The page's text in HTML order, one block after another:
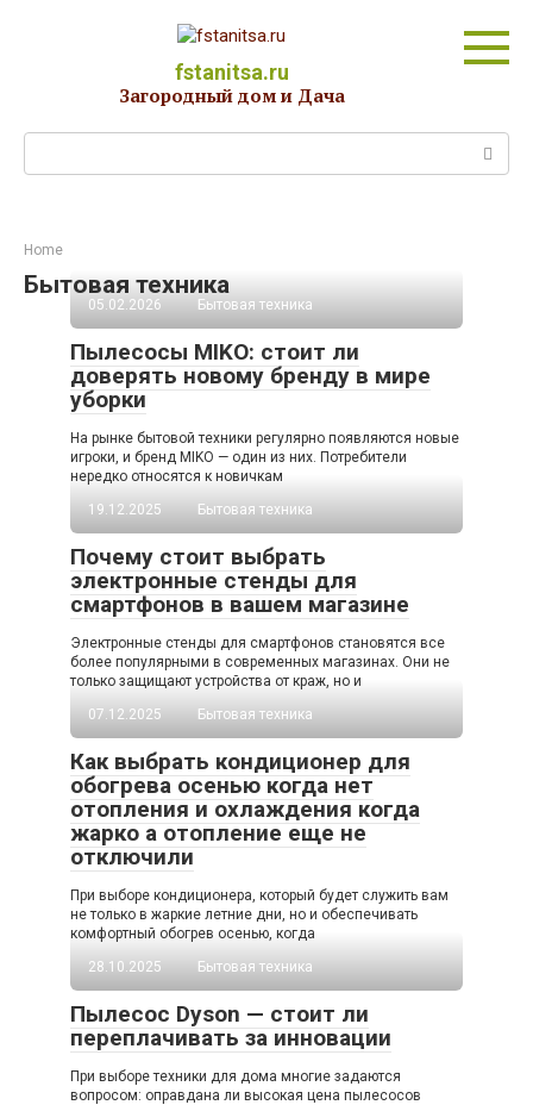
fstanitsa.ru
Загородный дом и Дача
Home
Бытовая техника
05.02.2026 Бытовая техника
Пылесосы MIKO: стоит ли
доверять новому бренду в мире
уборки
На рынке бытовой техники регулярно появляются новые
игроки, и бренд MIKO — один из них. Потребители
нередко относятся к новичкам
19.12.2025
Бытовая техника
Почему стоит выбрать
электронные стенды для
смартфонов в вашем магазине
Электронные стенды для смартфонов становятся все
более популярными в современных магазинах. Они не
только защищают устройства от краж, но и
07.12.2025
Бытовая техника
Как выбрать кондиционер для
обогрева осенью когда нет
отопления и охлаждения когда
жарко а отопление еще не
отключили
При выборе кондиционера, который будет служить вам
не только в жаркие летние дни, но и обеспечивать
комфортный обогрев осенью, когда
28.10.2025
Бытовая техника
Пылесос Dyson — стоит ли
переплачивать за инновации
При выборе техники для дома многие задаются
вопросом: оправдана ли высокая цена пылесосов